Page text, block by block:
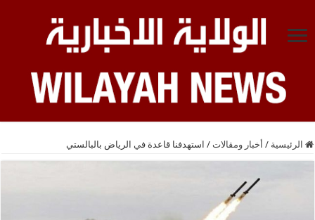
الرئيسية / أخبار ومقالات / استهدفنا قاعدة في الرياض بالبالستي